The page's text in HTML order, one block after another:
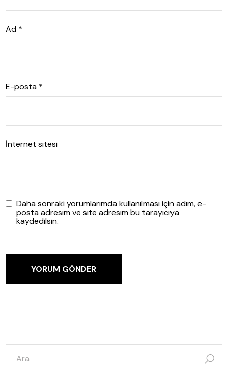
Ad *
E-posta *
İnternet sitesi
Daha sonraki yorumlarımda kullanılması için adım, e-
posta adresim ve site adresim bu tarayıcıya
kaydedilsin.
YORUM GÖNDER
şunun
için
ara: